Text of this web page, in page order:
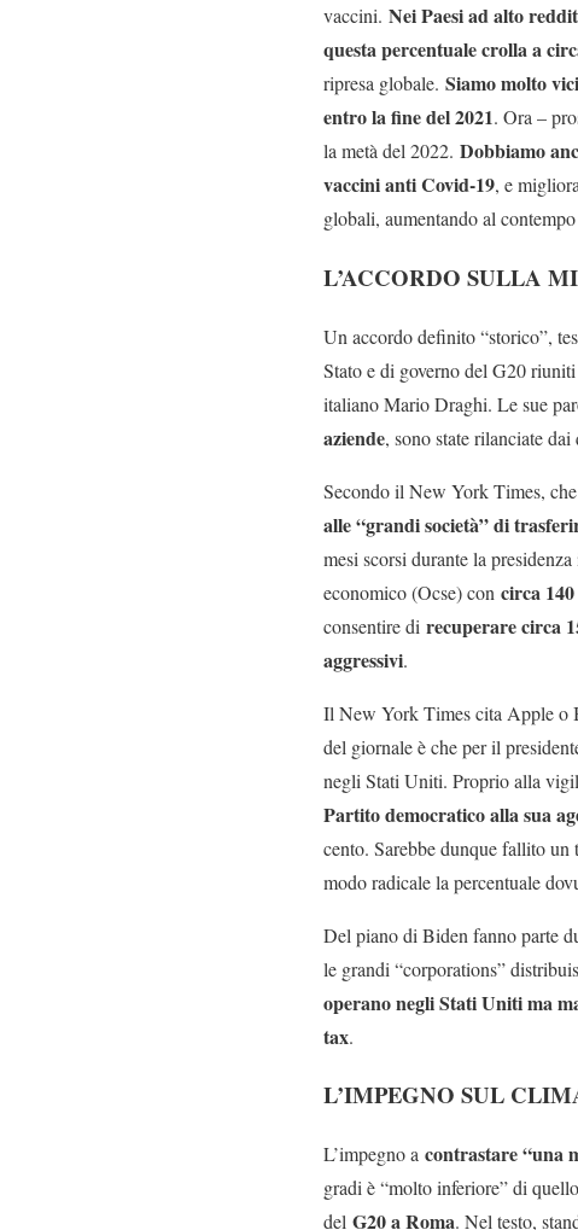
vaccini. Nei Paesi ad alto
questa percentuale crolla a
ripresa globale. Siamo molto
entro la fine del 2021. Ora –
la metà del 2022. Dobbiamo
vaccini anti Covid-19, e
globali, aumentando al
L’ACCORDO SULLA
Un accordo definito “storico”,
Stato e di governo del G20
italiano Mario Draghi. Le sue
aziende, sono state rilanciate
Secondo il New York Times,
alle “grandi società” di
mesi scorsi durante la
economico (Ocse) con circa
consentire di recuperare circa
aggressivi.
Il New York Times cita Apple o
del giornale è che per il
negli Stati Uniti. Proprio alla
Partito democratico alla sua
cento. Sarebbe dunque fallito un
modo radicale la percentuale
Del piano di Biden fanno parte
le grandi “corporations”
operano negli Stati Uniti ma
tax.
L’IMPEGNO SUL
L’impegno a contrastare “una
gradi è “molto inferiore” di
del G20 a Roma. Nel testo,